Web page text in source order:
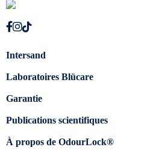
Intersand
Laboratoires Blücare
Garantie
Publications scientifiques
À propos de OdourLock®